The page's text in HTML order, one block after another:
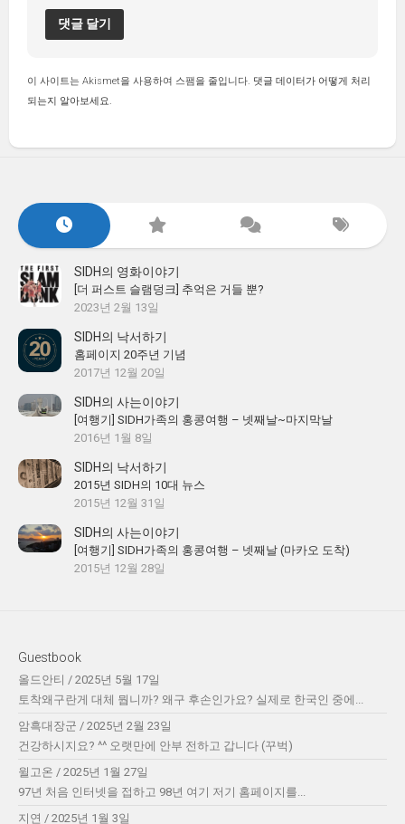
이 사이트는 Akismet을 사용하여 스팸을 줄입니다. 댓글 데이터가 어떻게 처리
되는지 알아보세요.
SIDH의 영화이야기
[더 퍼스트 슬램덩크] 추억은 거들 뿐?
2023년 2월 13일
SIDH의 낙서하기
홈페이지 20주년 기념
2017년 12월 20일
SIDH의 사는이야기
[여행기] SIDH가족의 홍콩여행 – 넷째날~마지막날
2016년 1월 8일
SIDH의 낙서하기
2015년 SIDH의 10대 뉴스
2015년 12월 31일
SIDH의 사는이야기
[여행기] SIDH가족의 홍콩여행 – 넷째날 (마카오 도착)
2015년 12월 28일
Guestbook
올드안티 / 2025년 5월 17일
토착왜구란게 대체 뭡니까? 왜구 후손인가요? 실제로 한국인 중에...
암흑대장군 / 2025년 2월 23일
건강하시지요? ^^ 오랫만에 안부 전하고 갑니다 (꾸벅)
윌고온 / 2025년 1월 27일
97년 처음 인터넷을 접하고 98년 여기 저기 홈페이지를...
지연 / 2025년 1월 3일